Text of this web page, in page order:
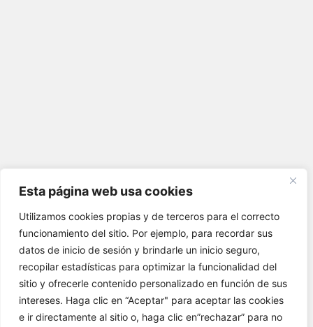
Esta página web usa cookies
Utilizamos cookies propias y de terceros para el correcto
funcionamiento del sitio. Por ejemplo, para recordar sus
datos de inicio de sesión y brindarle un inicio seguro,
recopilar estadísticas para optimizar la funcionalidad del
sitio y ofrecerle contenido personalizado en función de sus
intereses. Haga clic en “Aceptar" para aceptar las cookies
e ir directamente al sitio o, haga clic en”rechazar” para no